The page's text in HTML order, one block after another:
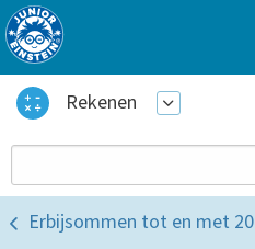
Rekenen
Erbijsommen tot en met 20